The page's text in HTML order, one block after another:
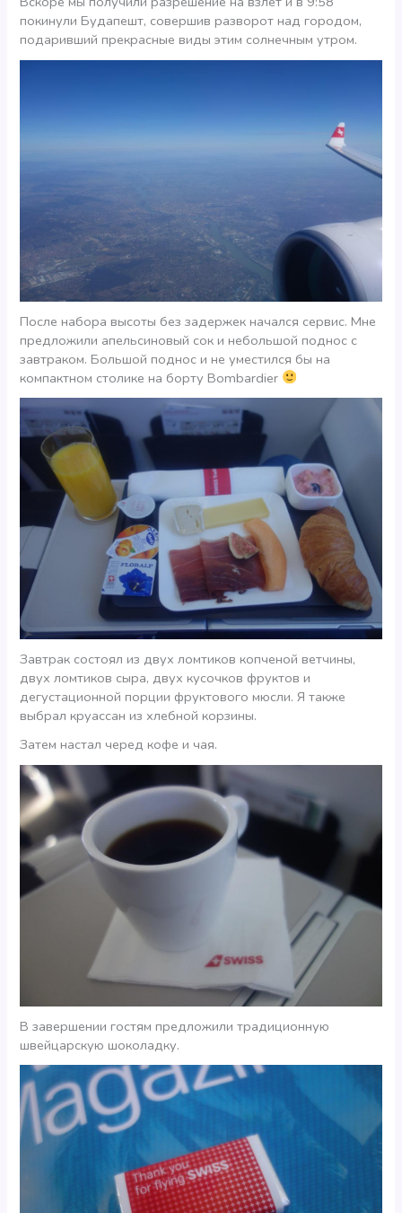
покинули Будапешт, совершив разворот над городом,
подаривший прекрасные виды этим солнечным утром.
После набора высоты без задержек начался сервис. Мне
предложили апельсиновый сок и небольшой поднос с
завтраком. Большой поднос и не уместился бы на
компактном столике на борту Bombardier
Завтрак состоял из двух ломтиков копченой ветчины,
двух ломтиков сыра, двух кусочков фруктов и
дегустационной порции фруктового мюсли. Я также
выбрал круассан из хлебной корзины.
Затем настал черед кофе и чая.
В завершении гостям предложили традиционную
швейцарскую шоколадку.